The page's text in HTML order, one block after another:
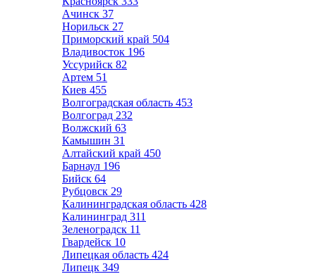
Ачинск 37
Норильск 27
Приморский край 504
Владивосток 196
Уссурийск 82
Артем 51
Киев 455
Волгоградская область 453
Волгоград 232
Волжский 63
Камышин 31
Алтайский край 450
Барнаул 196
Бийск 64
Рубцовск 29
Калининградская область 428
Калининград 311
Зеленоградск 11
Гвардейск 10
Липецкая область 424
Липецк 349